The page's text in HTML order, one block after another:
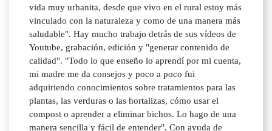
vida muy urbanita, desde que vivo en el rural estoy más
vinculado con la naturaleza y como de una manera más
saludable". Hay mucho trabajo detrás de sus vídeos de
Youtube, grabación, edición y "generar contenido de
calidad". "Todo lo que enseño lo aprendí por mi cuenta,
mi madre me da consejos y poco a poco fui
adquiriendo conocimientos sobre tratamientos para las
plantas, las verduras o las hortalizas, cómo usar el
compost o aprender a eliminar bichos. Lo hago de una
manera sencilla y fácil de entender". Con ayuda de